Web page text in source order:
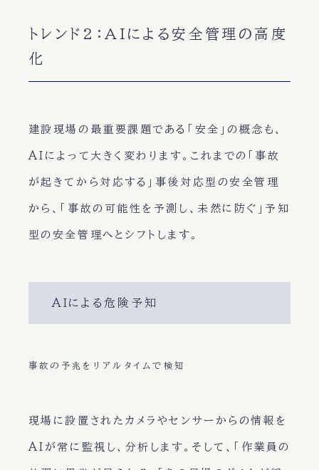
トレンド2：AIによる安全管理の高度
化
建設現場の最重要課題である「安全」の概念も、
AIによって大きく変わります。これまでの「事故
が起きてから対応する」事後対応型の安全管理
から、「事故の可能性を予測し、未然に防ぐ」予知
型の安全管理へとシフトします。
AIによる危険予知
事故の予兆をリアルタイムで検知
現場に設置されたカメラやセンサーからの情報を
AIが常に監視し、分析します。そして、「作業員の